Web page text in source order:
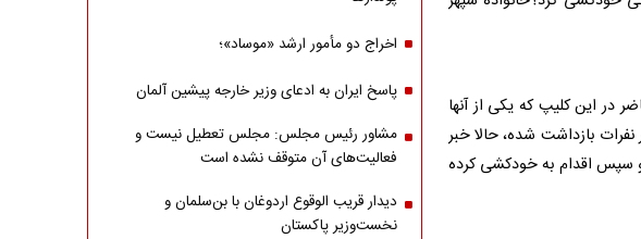
در این کلیپ که یکی از آنها
نفرات بازداشت شده، حالا خبر
و سپس اقدام به خودکشی کرده
اخراج دو مأمور ارشد «موساد»؛
پاسخ ایران به ادعای وزیر خارجه پیشین آلمان
مشاور رئیس مجلس: مجلس تعطیل نیست و
فعالیت‌های آن متوقف نشده است
دیدار قریب الوقوع اردوغان با بن‌سلمان و
نخست‌وزیر پاکستان